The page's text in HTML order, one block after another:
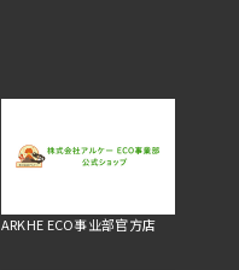
ARKHE ECO事业部官方店